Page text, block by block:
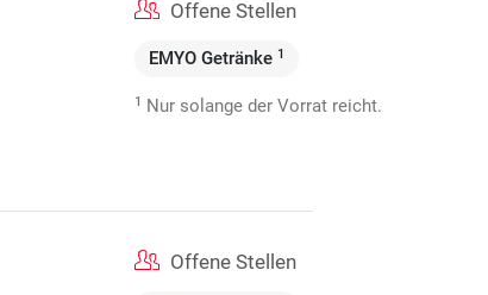
Offene Stellen
EMYO Getränke 1
1 Nur solange der Vorrat reicht.
Offene Stellen